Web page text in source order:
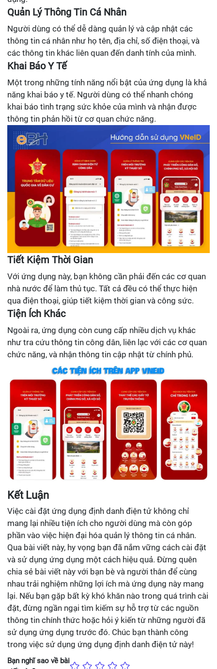
Quản Lý Thông Tin Cá Nhân
Người dùng có thể dễ dàng quản lý và cập nhật các
thông tin cá nhân như họ tên, địa chỉ, số điện thoại, và
các thông tin khác liên quan đến danh tính của mình.
Khai Báo Y Tế
Một trong những tính năng nổi bật của ứng dụng là khả
năng khai báo y tế. Người dùng có thể nhanh chóng
khai báo tình trạng sức khỏe của mình và nhận được
thông tin phản hồi từ cơ quan chức năng.
Tiết Kiệm Thời Gian
Với ứng dụng này, bạn không cần phải đến các cơ quan
nhà nước để làm thủ tục. Tất cả đều có thể thực hiện
qua điện thoại, giúp tiết kiệm thời gian và công sức.
Tiện Ích Khác
Ngoài ra, ứng dụng còn cung cấp nhiều dịch vụ khác
như tra cứu thông tin công dân, liên lạc với các cơ quan
chức năng, và nhận thông tin cập nhật từ chính phủ.
Kết Luận
Việc cài đặt ứng dụng định danh điện tử không chỉ
mang lại nhiều tiện ích cho người dùng mà còn góp
phần vào việc hiện đại hóa quản lý thông tin cá nhân.
Qua bài viết này, hy vọng bạn đã nắm vững cách cài đặt
và sử dụng ứng dụng một cách hiệu quả. Đừng quên
chia sẻ bài viết này với bạn bè và người thân để cùng
nhau trải nghiệm những lợi ích mà ứng dụng này mang
lại. Nếu bạn gặp bất kỳ khó khăn nào trong quá trình cài
đặt, đừng ngần ngại tìm kiếm sự hỗ trợ từ các nguồn
thông tin chính thức hoặc hỏi ý kiến từ những người đã
sử dụng ứng dụng trước đó. Chúc bạn thành công
trong việc sử dụng ứng dụng định danh điện tử này!
Bạn nghĩ sao về bài